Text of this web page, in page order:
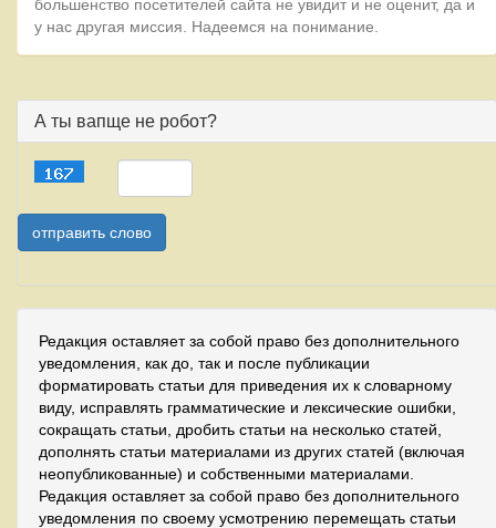
большенство посетителей сайта не увидит и не оценит, да и
у нас другая миссия. Надеемся на понимание.
А ты вапще не робот?
Редакция оставляет за собой право без дополнительного
уведомления, как до, так и после публикации
форматировать статьи для приведения их к словарному
виду, исправлять грамматические и лексические ошибки,
сокращать статьи, дробить статьи на несколько статей,
дополнять статьи материалами из других статей (включая
неопубликованные) и собственными материалами.
Редакция оставляет за собой право без дополнительного
уведомления по своему усмотрению перемещать статьи